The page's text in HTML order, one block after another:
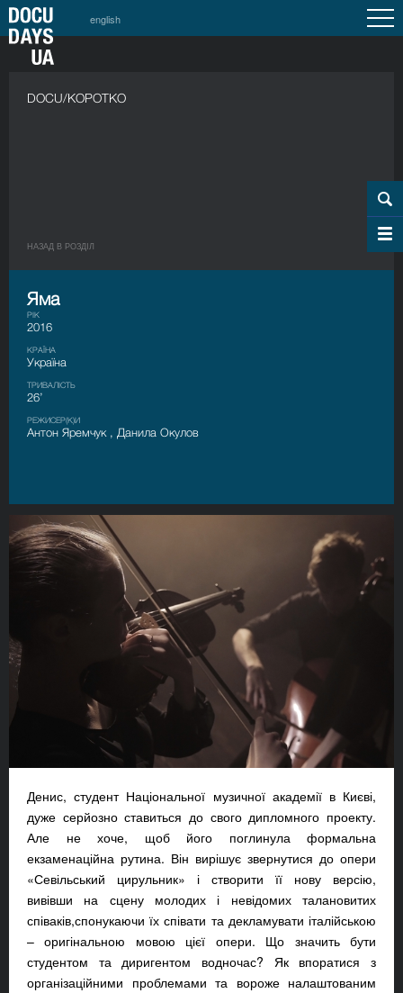
english
DOCU/КОРОТКО
НАЗАД В РОЗДIЛ
Яма
РІК
2016
КРАЇНА
Україна
ТРИВАЛІСТЬ
26’
РЕЖИСЕР(К)И
Антон Яремчук , Данила Окулов
Денис, студент Національної музичної академії в Києві,
дуже серйозно ставиться до свого дипломного проекту.
Але не хоче, щоб його поглинула формальна
екзаменаційна рутина. Він вирішує звернутися до опери
«Севільський цирульник» і створити її нову версію,
вивівши на сцену молодих і невідомих талановитих
співаків,спонукаючи їх співати та декламувати італійською
– оригінальною мовою цієї опери. Що значить бути
студентом та диригентом водночас? Як впоратися з
організаційними проблемами та вороже налаштованим